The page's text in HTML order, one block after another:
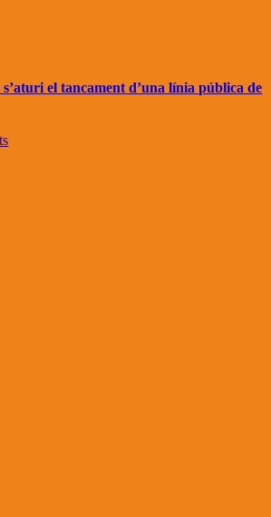
el tancament d’una línia pública de